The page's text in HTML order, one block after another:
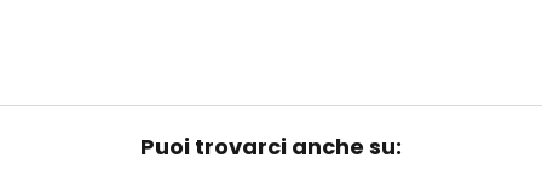
Puoi trovarci anche su: